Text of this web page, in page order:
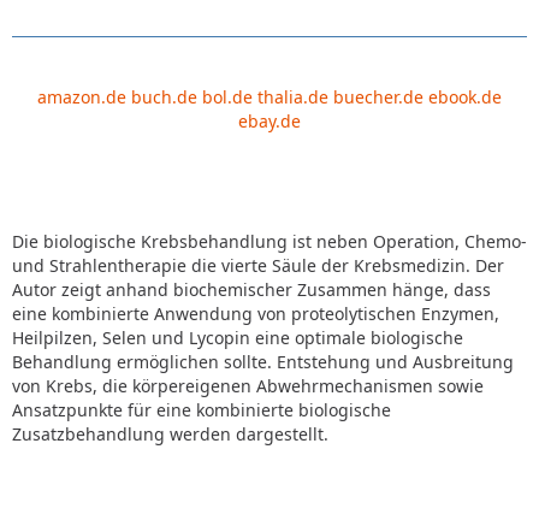
amazon.de buch.de bol.de thalia.de buecher.de ebook.de
ebay.de
Die biologische Krebsbehandlung ist neben Operation, Chemo-
und Strahlentherapie die vierte Säule der Krebsmedizin. Der
Autor zeigt anhand biochemischer Zusammen hänge, dass
eine kombinierte Anwendung von proteolytischen Enzymen,
Heilpilzen, Selen und Lycopin eine optimale biologische
Behandlung ermöglichen sollte. Entstehung und Ausbreitung
von Krebs, die körpereigenen Abwehrmechanismen sowie
Ansatzpunkte für eine kombinierte biologische
Zusatzbehandlung werden dargestellt.